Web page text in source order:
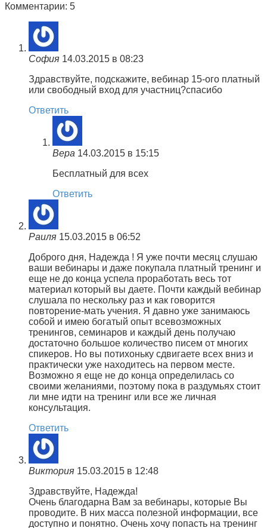
Комментарии: 5
София 14.03.2015 в 08:23
Здравствуйте, подскажите, вебинар 15-ого платный
или свободный вход для участниц?спасибо
Ответить
Вера 14.03.2015 в 15:15
Бесплатный для всех
Ответить
Раиля 15.03.2015 в 06:52
Доброго дня, Надежда ! Я уже почти месяц слушаю
ваши вебинары и даже покупала платный тренинг и
еще не до конца успела проработать весь тот
материал который вы даете. Почти каждый вебинар
слушала по нескольку раз и как говорится
повторение-мать учения. Я давно уже занимаюсь
собой и имею богатый опыт всевозможных
тренингов, семинаров и каждый день получаю
достаточно большое количество писем от многих
спикеров. Но вы потихоньку сдвигаете всех вниз и
практически уже находитесь на первом месте.
Возможно я еще не до конца определилась со
своими желаниями, поэтому пока в раздумьях стоит
ли мне идти на тренинг или все же личная
консультация.
Ответить
Виктория 15.03.2015 в 12:48
Здравствуйте, Надежда!
Очень благодарна Вам за вебинары, которые Вы
проводите. В них масса полезной информации, все
доступно и понятно. Очень хочу попасть на тренинг